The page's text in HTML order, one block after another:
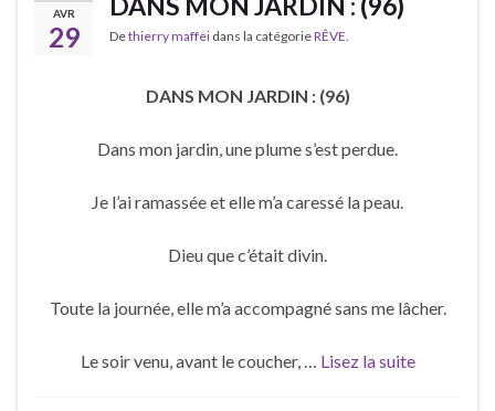
AVR
29 Dethierry maffei dans la catégorieRÊVE.
DANS MON JARDIN : (96)
Dans mon jardin, une plume s’est perdue.
Je l’ai ramassée et elle m’a caressé la peau.
Dieu que c’était divin.
Toute la journée, elle m’a accompagné sans me lâcher.
Le soir venu, avant le coucher, … Lisez la suite